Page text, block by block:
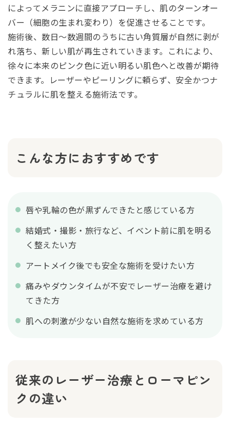
によってメラニンに直接アプローチし、肌のターンオー
バー（細胞の生まれ変わり）を促進させることです。
施術後、数日〜数週間のうちに古い角質層が自然に剥が
れ落ち、新しい肌が再生されていきます。これにより、
徐々に本来のピンク色に近い明るい肌色へと改善が期待
できます。レーザーやピーリングに頼らず、安全かつナ
チュラルに肌を整える施術法です。
こんな方におすすめです
唇や乳輪の色が黒ずんできたと感じている方
結婚式・撮影・旅行など、イベント前に肌を明る
く整えたい方
アートメイク後でも安全な施術を受けたい方
痛みやダウンタイムが不安でレーザー治療を避け
てきた方
肌への刺激が少ない自然な施術を求めている方
従来のレーザー治療とローマピン
クの違い